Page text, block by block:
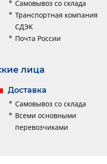
Самовывоз со склада
Транспортная компания
СДЭК
Почта России
лица
Доставка
Самовывоз со склада
Всеми основными
перевозчиками